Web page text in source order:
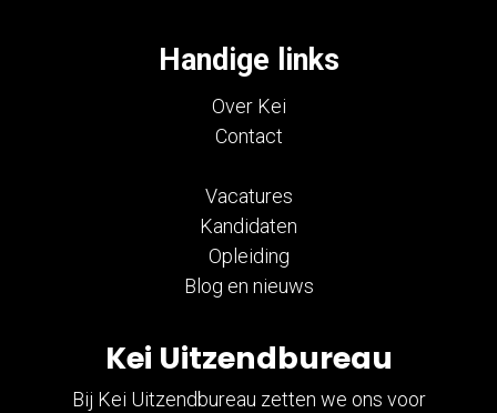
Kei Uitzendbureau
Bij Kei Uitzendbureau zetten we ons voor
Handige links
Over Kei
Contact
Vacatures
Kandidaten
Opleiding
Blog en nieuws